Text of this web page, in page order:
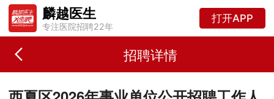
麟越医生
专注医院招聘22年
打开APP
招聘详情